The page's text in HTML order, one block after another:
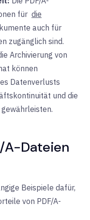
für die
auch für
zugänglich sind.
Archivierung von
können
Datenverlusts
und die
A-Dateien
Beispiele dafür,
von PDF/A-